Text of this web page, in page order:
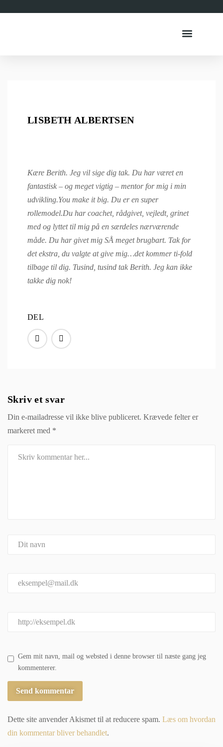
LISBETH ALBERTSEN
Kære Berith. Jeg vil sige dig tak. Du har været en
fantastisk – og meget vigtig – mentor for mig i min
udvikling.You make it big. Du er en super
rollemodel.Du harcoachet, rådgivet, vejledt, grinet
med og lyttet til mig på en særdeles nærværende
måde. Du har givet mig SÅ meget brugbart. Tak for
det ekstra, du valgte at give mig…det kommer ti-fold
tilbage til dig. Tusind, tusind tak Berith. Jeg kan ikke
takke dig nok!
DEL
Skriv et svar
Din e-mailadresse vil ikke blive publiceret. Krævede felter er
markeret med *
Gem mit navn, mail og websted i denne browser til næste gang jeg
kommenterer.
Dette site anvender Akismet til at reducere spam. Læs om hvordan
din kommentar bliver behandlet.